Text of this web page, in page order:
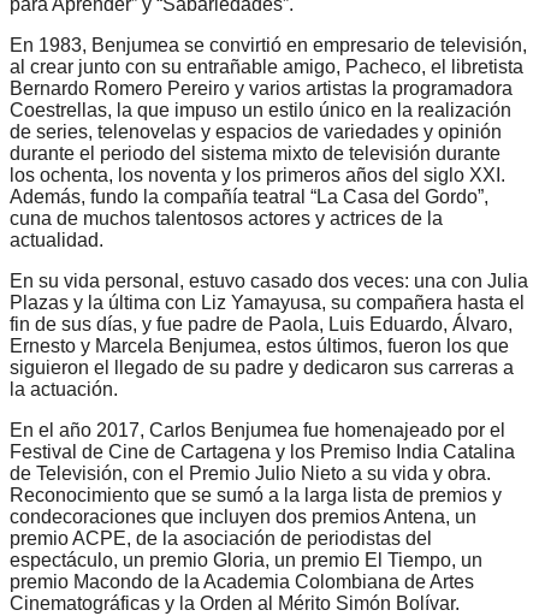
para Aprender” y “Sabariedades”.
En 1983, Benjumea se convirtió en empresario de televisión,
al crear junto con su entrañable amigo, Pacheco, el libretista
Bernardo Romero Pereiro y varios artistas la programadora
Coestrellas, la que impuso un estilo único en la realización
de series, telenovelas y espacios de variedades y opinión
durante el periodo del sistema mixto de televisión durante
los ochenta, los noventa y los primeros años del siglo XXI.
Además, fundo la compañía teatral “La Casa del Gordo”,
cuna de muchos talentosos actores y actrices de la
actualidad.
En su vida personal, estuvo casado dos veces: una con Julia
Plazas y la última con Liz Yamayusa, su compañera hasta el
fin de sus días, y fue padre de Paola, Luis Eduardo, Álvaro,
Ernesto y Marcela Benjumea, estos últimos, fueron los que
siguieron el llegado de su padre y dedicaron sus carreras a
la actuación.
En el año 2017, Carlos Benjumea fue homenajeado por el
Festival de Cine de Cartagena y los Premiso India Catalina
de Televisión, con el Premio Julio Nieto a su vida y obra.
Reconocimiento que se sumó a la larga lista de premios y
condecoraciones que incluyen dos premios Antena, un
premio ACPE, de la asociación de periodistas del
espectáculo, un premio Gloria, un premio El Tiempo, un
premio Macondo de la Academia Colombiana de Artes
Cinematográficas y la Orden al Mérito Simón Bolívar.